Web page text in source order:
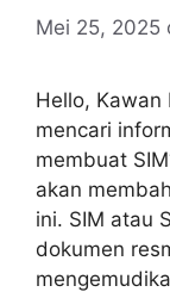
Mei 25, 2025
Hello, Kawan
mencari
membuat
akan
ini. SIM atau
dokumen